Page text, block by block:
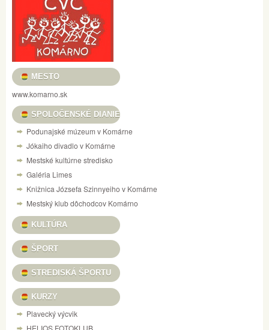
MESTO
www.komarno.sk
SPOLOČENSKÉ DIANIE
Podunajské múzeum v Komárne
Jókaiho divadlo v Komárne
Mestské kultúrne stredisko
Galéria Limes
Knižnica Józsefa Szinnyeiho v Komárne
Mestský klub dôchodcov Komárno
KULTÚRA
ŠPORT
STREDISKÁ ŠPORTU
KURZY
Plavecký výcvik
HELIOS FOTOKLUB